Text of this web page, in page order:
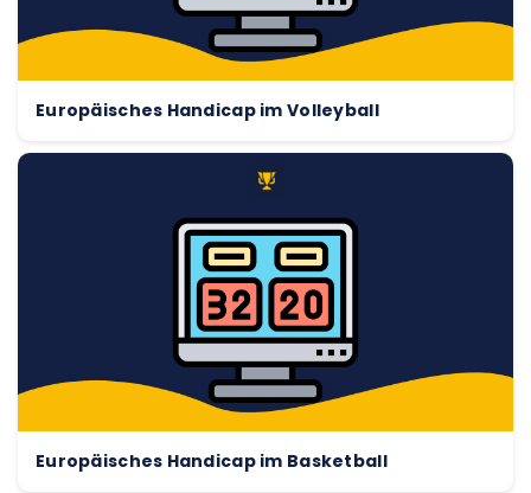
Europäisches Handicap im Volleyball
Europäisches Handicap im Basketball